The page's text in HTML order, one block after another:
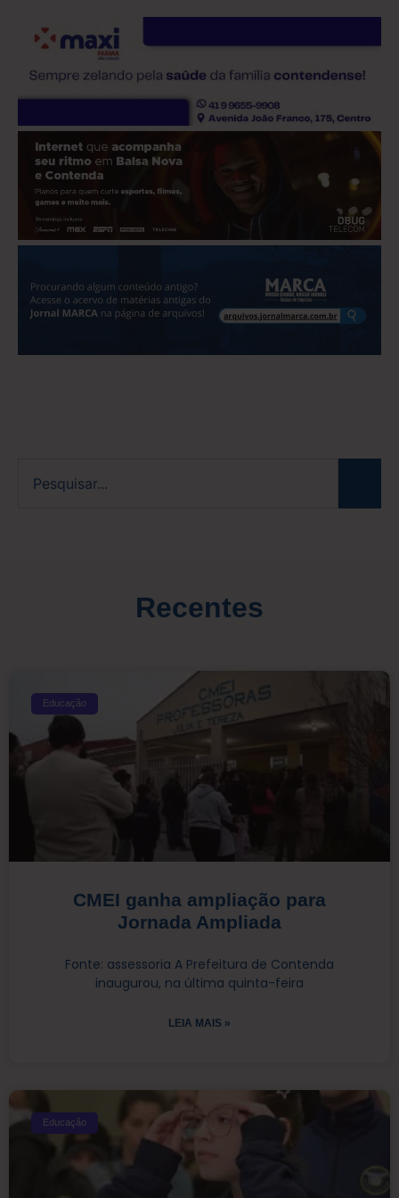
Recentes
Educação
CMEI ganha ampliação para
Jornada Ampliada
Fonte: assessoria A Prefeitura de Contenda
inaugurou, na última quinta-feira
LEIA MAIS »
Educação